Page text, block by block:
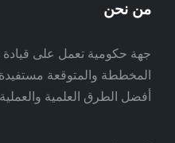
من نحن
جهة حكومية تعمل على قيادة
المخططة والمتوقعة
أفضل الطرق العلمية والعملية